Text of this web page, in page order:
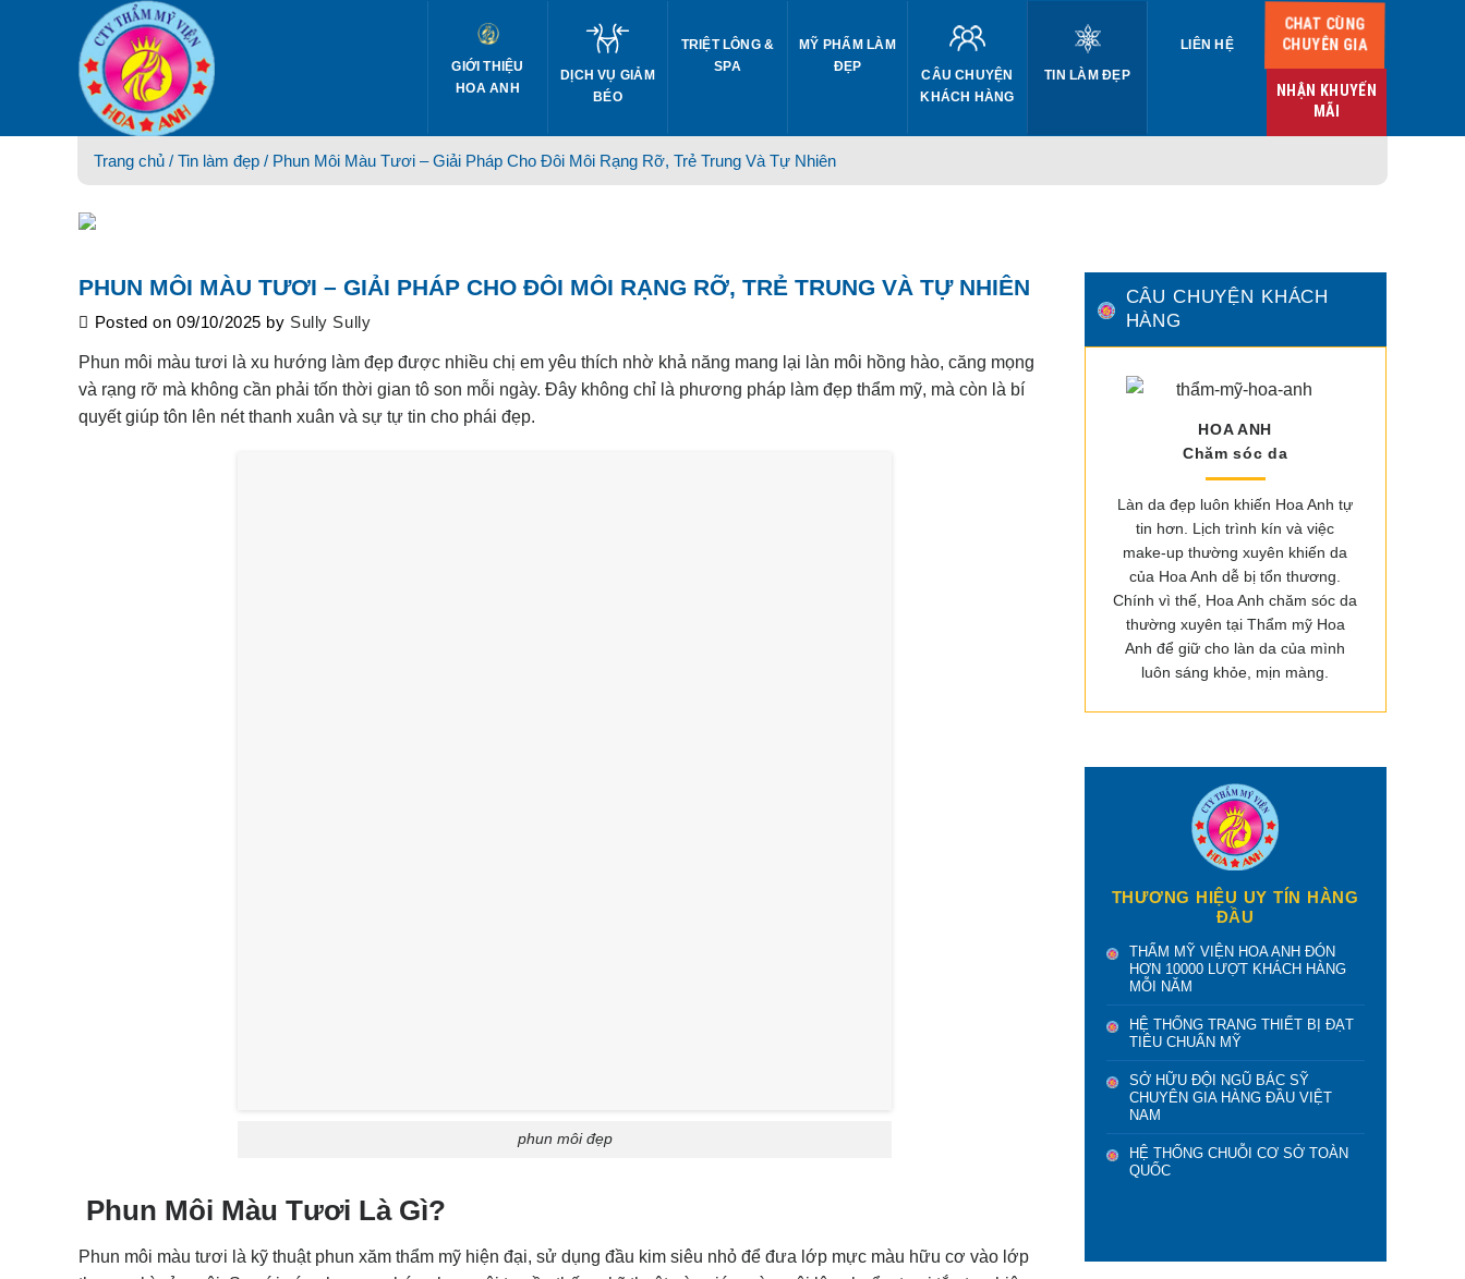
GIỚI THIỆU
HOA ANH
DỊCH VỤ GIẢM
BÉO
TRIỆT LÔNG &
SPA
MỸ PHẨM LÀM
ĐẸP
CÂU CHUYỆN
KHÁCH HÀNG
TIN LÀM ĐẸP
LIÊN HỆ
CHAT CÙNG
CHUYÊN GIA
NHẬN KHUYẾN
MÃI
Trang chủ / Tin làm đẹp/ Phun Môi Màu Tươi – Giải Pháp Cho Đôi Môi Rạng Rỡ, Trẻ Trung Và Tự Nhiên
PHUN MÔI MÀU TƯƠI – GIẢI PHÁP CHO ĐÔI MÔI RẠNG RỠ, TRẺ TRUNG VÀ TỰ NHIÊN
Posted on09/10/2025 by Sully Sully
Phun môi màu tươi là xu hướng làm đẹp được nhiều chị em yêu thích nhờ khả năng mang lại làn môi hồng hào, căng mọng
và rạng rỡ mà không cần phải tốn thời gian tô son mỗi ngày. Đây không chỉ là phương pháp làm đẹp thẩm mỹ, mà còn là bí
quyết giúp tôn lên nét thanh xuân và sự tự tin cho phái đẹp.
phun môi đẹp
Phun Môi Màu Tươi Là Gì?
Phun môi màu tươi là kỹ thuật phun xăm thẩm mỹ hiện đại, sử dụng đầu kim siêu nhỏ để đưa lớp mực màu hữu cơ vào lớp
CÂU CHUYỆN KHÁCH
HÀNG
HOA ANH
Chăm sóc da
Làn da đẹp luôn khiến Hoa Anh tự
tin hơn. Lịch trình kín và việc
make-up thường xuyên khiến da
của Hoa Anh dễ bị tổn thương.
Chính vì thế, Hoa Anh chăm sóc da
thường xuyên tại Thẩm mỹ Hoa
Anh để giữ cho làn da của mình
luôn sáng khỏe, mịn màng.
THƯƠNG HIỆU UY TÍN HÀNG
ĐẦU
THẨM MỸ VIỆN HOA ANH ĐÓN
HƠN 10000 LƯỢT KHÁCH HÀNG
MỖI NĂM
HỆ THỐNG TRANG THIẾT BỊ ĐẠT
TIÊU CHUẨN MỸ
SỞ HỮU ĐỘI NGŨ BÁC SỸ
CHUYÊN GIA HÀNG ĐẦU VIỆT
NAM
HỆ THỐNG CHUỖI CƠ SỞ TOÀN
QUỐC